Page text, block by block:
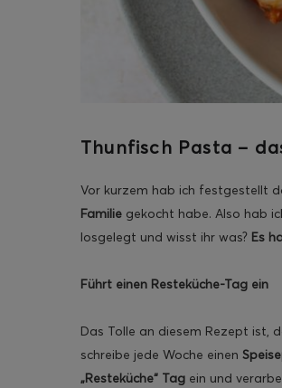
Eis am Stil
Thunfisch Pasta –
Vor kurzem hab ich festgestellt
Familie gekocht habe. Also hab
losgelegt und wisst ihr was? Es
Führt einen Resteküche-Tag ein
Das Tolle an diesem Rezept ist,
schreibe jede Woche einen
„Resteküche“ Tag ein und